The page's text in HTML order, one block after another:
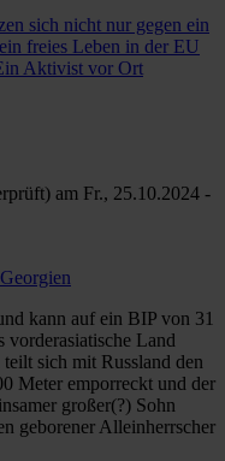
sich nicht nur gegen ein
freies Leben in der EU
Aktivist vor Ort
am Fr., 25.10.2024 -
kann auf ein BIP von 31
Land
sich mit Russland den
Meter emporreckt und der
großer(?) Sohn
geborener Alleinherrscher